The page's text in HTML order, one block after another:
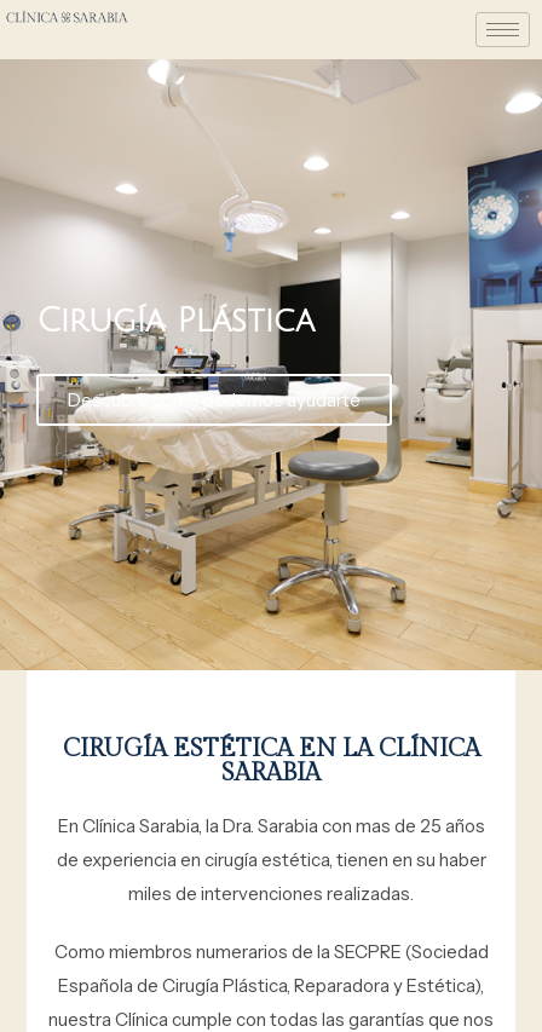
Cirugía Plástica
Descubre cómo podemos ayudarte
CIRUGÍA ESTÉTICA EN LA CLÍNICA
SARABIA
En Clínica Sarabia, la Dra. Sarabia con mas de 25 años
de experiencia en cirugía estética, tienen en su haber
miles de intervenciones realizadas.
Como miembros numerarios de la SECPRE (Sociedad
Española de Cirugía Plástica, Reparadora y Estética),
nuestra Clínica cumple con todas las garantías que nos